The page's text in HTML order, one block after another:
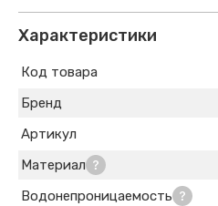
Характеристики
Код товара
Бренд
Артикул
Материал
Водонепроницаемость